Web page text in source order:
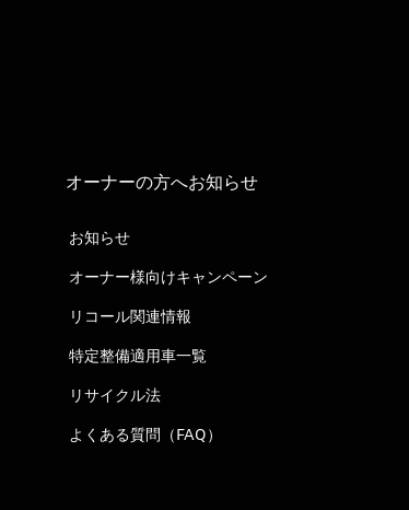
オーナーの方へお知らせ
お知らせ
オーナー様向けキャンペーン
リコール関連情報
特定整備適用車一覧
リサイクル法
よくある質問（FAQ）